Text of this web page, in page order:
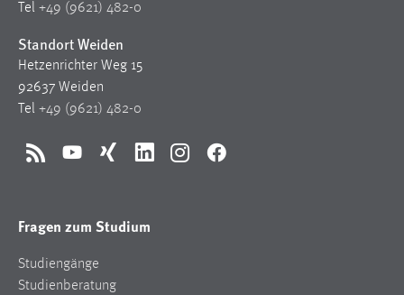
Tel +49 (9621) 482-0
Standort Weiden
Hetzenrichter Weg 15
92637 Weiden
Tel +49 (9621) 482-0
RSS YouTubeXing LinkedInInstagramFacebook
Fragen zum Studium
Studiengänge
Studienberatung